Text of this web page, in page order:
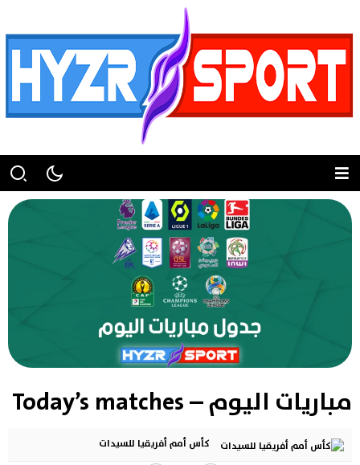
مباريات اليوم – Today’s matches
كأس أمم أفريقيا للسيدات